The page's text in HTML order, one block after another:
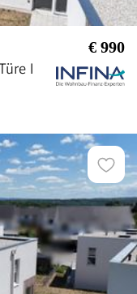
€ 990
I